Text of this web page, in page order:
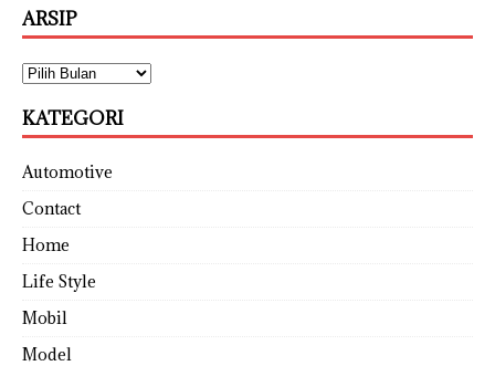
ARSIP
KATEGORI
Automotive
Contact
Home
Life Style
Mobil
Model